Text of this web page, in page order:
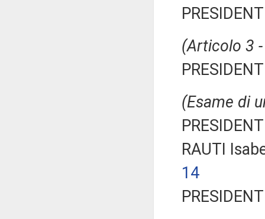
(Articolo 3
(Esame di
RAUTI
14